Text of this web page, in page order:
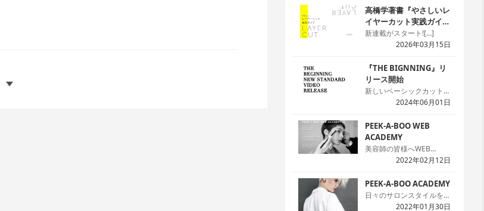
高橋学著書『やさしいレ
イヤーカット実践ガイ
ド』
新連載がスタート![…]
2026年03月15日
『THE BIGNNING』リ
リース開始
新しいベーシックカット本
の『THE BIGNNING』の
ACADEMY」にて公開を開
始しました。本では2次元
のため解説が難しい場面で
も動画なら一目瞭然です。
で理解度がアップ。プレミ
アム会員なら何回でも見れ
て嬉しいですね。[…]
2024年06月01日
PEEK-A-BOO WEB
ACADEMY
美容師の皆様へWEB
ACADEMYのサイトへよう
録をお願いします。[…]
2022年02月12日
PEEK-A-BOO ACADEMY
日々のサロンスタイルを生
かしつつ、ハイセンスなデ
2022年01月30日